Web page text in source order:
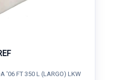
'06 FT 350 L (LARGO) LKW